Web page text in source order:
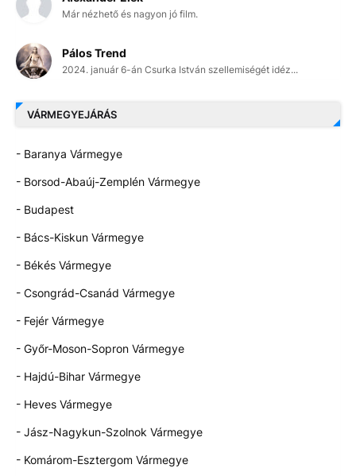
Már nézhető és nagyon jó film.
Pálos Trend
2024. január 6-án Csurka István szellemiségét idéz...
VÁRMEGYEJÁRÁS
- Baranya Vármegye
- Borsod-Abaúj-Zemplén Vármegye
- Budapest
- Bács-Kiskun Vármegye
- Békés Vármegye
- Csongrád-Csanád Vármegye
- Fejér Vármegye
- Győr-Moson-Sopron Vármegye
- Hajdú-Bihar Vármegye
- Heves Vármegye
- Jász-Nagykun-Szolnok Vármegye
- Komárom-Esztergom Vármegye